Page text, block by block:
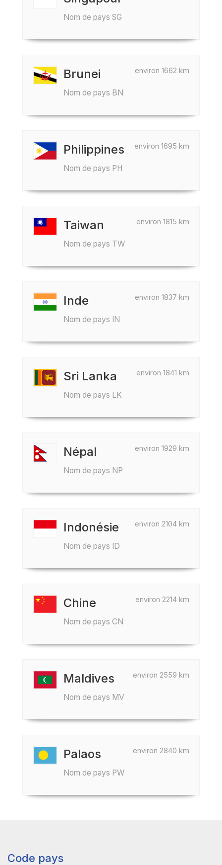
Nom de pays SG
environ 1662 km
Brunei
Nom de pays BN
environ 1695 km
Philippines
Nom de pays PH
environ 1815 km
Taiwan
Nom de pays TW
environ 1837 km
Inde
Nom de pays IN
environ 1841 km
Sri Lanka
Nom de pays LK
environ 1929 km
Népal
Nom de pays NP
environ 2104 km
Indonésie
Nom de pays ID
environ 2214 km
Chine
Nom de pays CN
environ 2559 km
Maldives
Nom de pays MV
environ 2840 km
Palaos
Nom de pays PW
Code pays